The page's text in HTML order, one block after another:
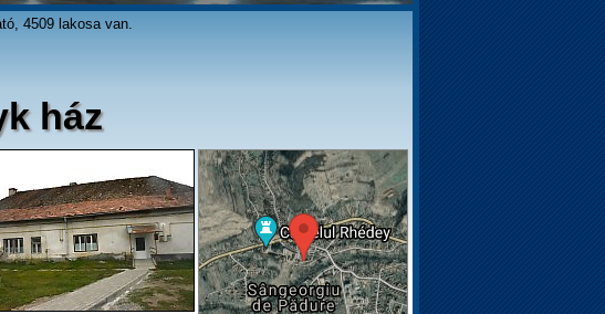
4509 lakosa van.
ház